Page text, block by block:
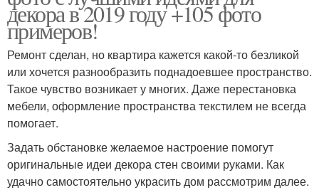
декора в 2019 году +105 фото
примеров!
Ремонт сделан, но квартира кажется какой-то безликой
или хочется разнообразить поднадоевшее пространство.
Такое чувство возникает у многих. Даже перестановка
мебели, оформление пространства текстилем не всегда
помогает.
Задать обстановке желаемое настроение помогут
оригинальные идеи декора стен своими руками. Как
удачно самостоятельно украсить дом рассмотрим далее.